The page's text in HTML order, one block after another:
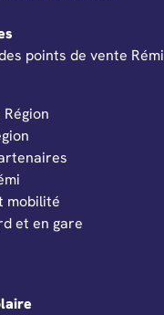
un nouvel onglet
points de vente Rémi
mobilité
et en gare